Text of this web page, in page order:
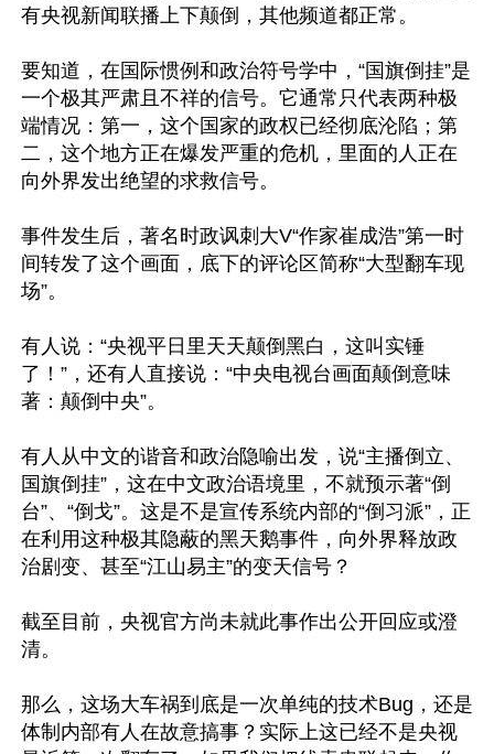
有央视新闻联播上下颠倒，其他频道都正常。
要知道，在国际惯例和政治符号学中，“国旗倒挂”是
一个极其严肃且不祥的信号。它通常只代表两种极
端情况：第一，这个国家的政权已经彻底沦陷；第
二，这个地方正在爆发严重的危机，里面的人正在
向外界发出绝望的求救信号。
事件发生后，著名时政讽刺大V“作家崔成浩”第一时
间转发了这个画面，底下的评论区简称“大型翻车现
场”。
有人说：“央视平日里天天颠倒黑白，这叫实锤
了！”，还有人直接说：“中央电视台画面颠倒意味
著：颠倒中央”。
有人从中文的谐音和政治隐喻出发，说“主播倒立、
国旗倒挂”，这在中文政治语境里，不就预示著“倒
台”、“倒戈”。这是不是宣传系统内部的“倒习派”，正
在利用这种极其隐蔽的黑天鹅事件，向外界释放政
治剧变、甚至“江山易主”的变天信号？
截至目前，央视官方尚未就此事作出公开回应或澄
清。
那么，这场大车祸到底是一次单纯的技术Bug，还是
体制内部有人在故意搞事？实际上这已经不是央视